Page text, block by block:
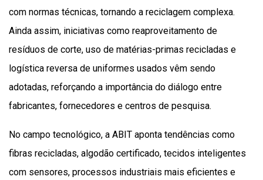
com normas técnicas, tornando a reciclagem complexa.
Ainda assim, iniciativas como reaproveitamento de
resíduos de corte, uso de matérias-primas recicladas e
logística reversa de uniformes usados vêm sendo
adotadas, reforçando a importância do diálogo entre
fabricantes, fornecedores e centros de pesquisa.
No campo tecnológico, a ABIT aponta tendências como
fibras recicladas, algodão certificado, tecidos inteligentes
com sensores, processos industriais mais eficientes e